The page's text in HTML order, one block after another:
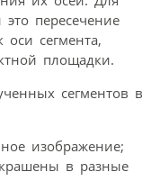
пересечение
оси сегмента,
площадки.
сегментов в
изображение;
в разные